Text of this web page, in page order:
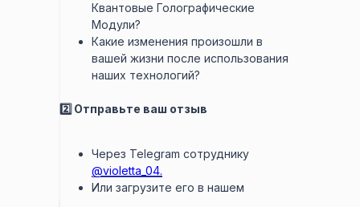
Квантовые Голографические
Модули?
Какие изменения произошли в
вашей жизни после использования
наших технологий?
2️⃣ Отправьте ваш отзыв
Через Telegram сотруднику
@violetta_04.
Или загрузите его в нашем